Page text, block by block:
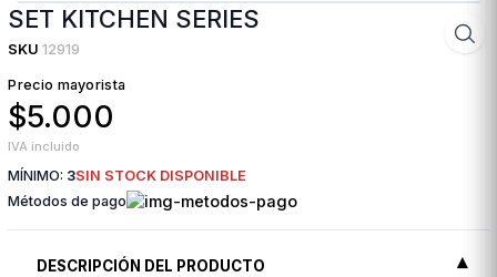
SET KITCHEN SERIES
SKU 12919
Precio mayorista
$5.000
IVA incluido
MÍNIMO: 3SIN STOCK DISPONIBLE
Métodos de pago
DESCRIPCIÓN DEL PRODUCTO